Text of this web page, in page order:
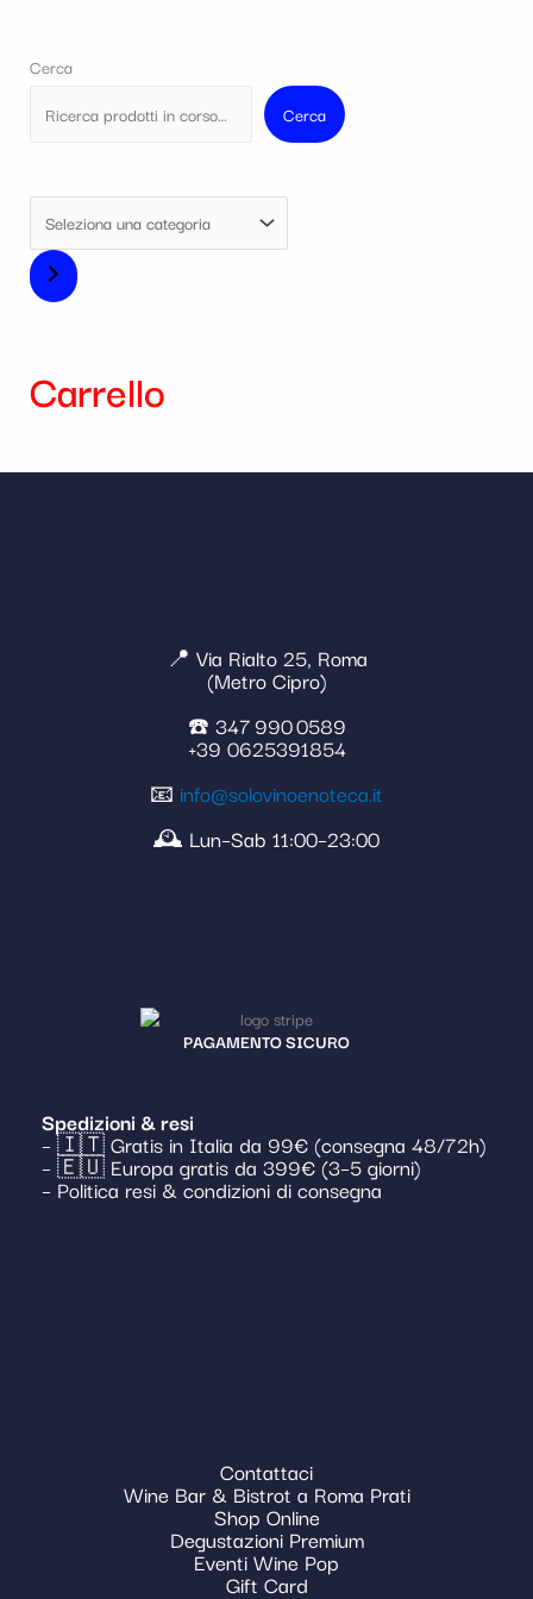
Cerca
Cerca
Carrello
📍 Via Rialto 25, Roma
(Metro Cipro)
☎️ 347 990 0589
+39 0625391854
📧 info@solovinoenoteca.it
🕰️ Lun–Sab 11:00–23:00
PAGAMENTO SICURO
Spedizioni & resi
– 🇮🇹 Gratis in Italia da 99€ (consegna 48/72h)
– 🇪🇺 Europa gratis da 399€ (3–5 giorni)
– Politica resi & condizioni di consegna
Contattaci
Wine Bar & Bistrot a Roma Prati
Shop Online
Degustazioni Premium
Eventi Wine Pop
Gift Card